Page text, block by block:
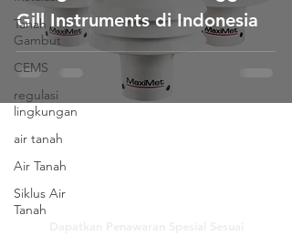
Tanah
Gambut
CEMS
regulasi
lingkungan
air tanah
Air Tanah
Siklus Air
Tanah
Gill Instruments di Indonesia